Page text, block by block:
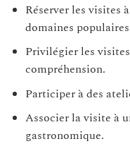
Réserver les visites
domaines
Privilégier les
compréhension.
Participer à des
Associer la visite à
gastronomique.